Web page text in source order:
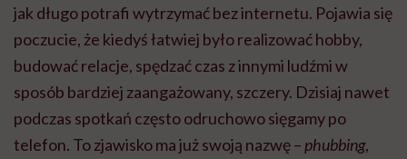
jak długo potrafi wytrzymać bez internetu. Pojawia się
poczucie, że kiedyś łatwiej było realizować hobby,
budować relacje, spędzać czas z innymi ludźmi w
sposób bardziej zaangażowany, szczery. Dzisiaj nawet
podczas spotkań często odruchowo sięgamy po
telefon. To zjawisko ma już swoją nazwę – phubbing,